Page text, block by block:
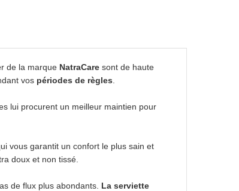
de la marque NatraCare sont de haute
vos périodes de règles
lui procurent un meilleur maintien pour
vous garantit un confort le plus sain et
doux et non tissé.
de flux plus abondants. La serviette